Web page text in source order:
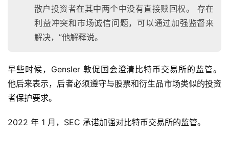
首
页
散户投资者在其中两个中没有直接赎回权。 存在
利益冲突和市场诚信问题，可以通过加强监督来
解决，”他解释说。
早些时候，Gensler 敦促国会澄清比特币交易所的监管。
他后来表示，后者必须遵守与股票和衍生品市场类似的投资
者保护要求。
2022 年 1 月，SEC 承诺加强对比特币交易所的监管。